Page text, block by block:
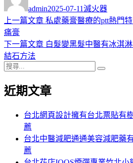
者
admin佈
日
2025-07-11 類
滅火器
文
章
導
覽
上一篇文章 上
篇
私處藥膏醫療的ptt熱門
痛膏
下一篇文章 下
章:
白髮變黑髮中醫有冰淇
結石方法
搜
關
近期文章
台北網頁設計擁有台北票貼有
薦
台北中醫減肥通通美容減肥藥
薦